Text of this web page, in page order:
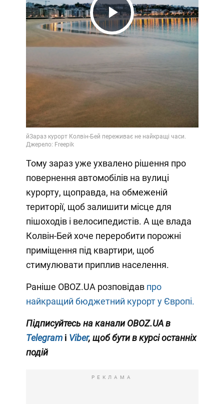
Play
Video
Тому зараз уже ухвалено рішення про
повернення автомобілів на вулиці
курорту, щоправда, на обмеженій
території, щоб залишити місце для
пішоходів і велосипедистів. А ще влада
Колвін-Бей хоче переробити порожні
приміщення під квартири, щоб
стимулювати приплив населення.
Раніше OBOZ.UA розповідав про
найкращий бюджетний курорт у Європі.
Підписуйтесь на канали OBOZ.UA в
Telegramі Viber, щоб бути в курсі останніх
подій
РЕКЛАМА